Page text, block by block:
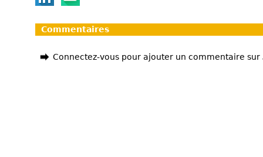
Commentaires
Connectez-vous pour ajouter un commentaire sur